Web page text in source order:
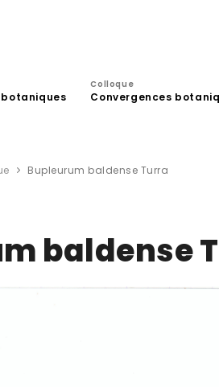
Colloque
Convergences
Bupleurum baldense Turra
baldense